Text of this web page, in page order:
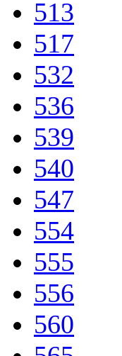
513
517
532
536
539
540
547
554
555
556
560